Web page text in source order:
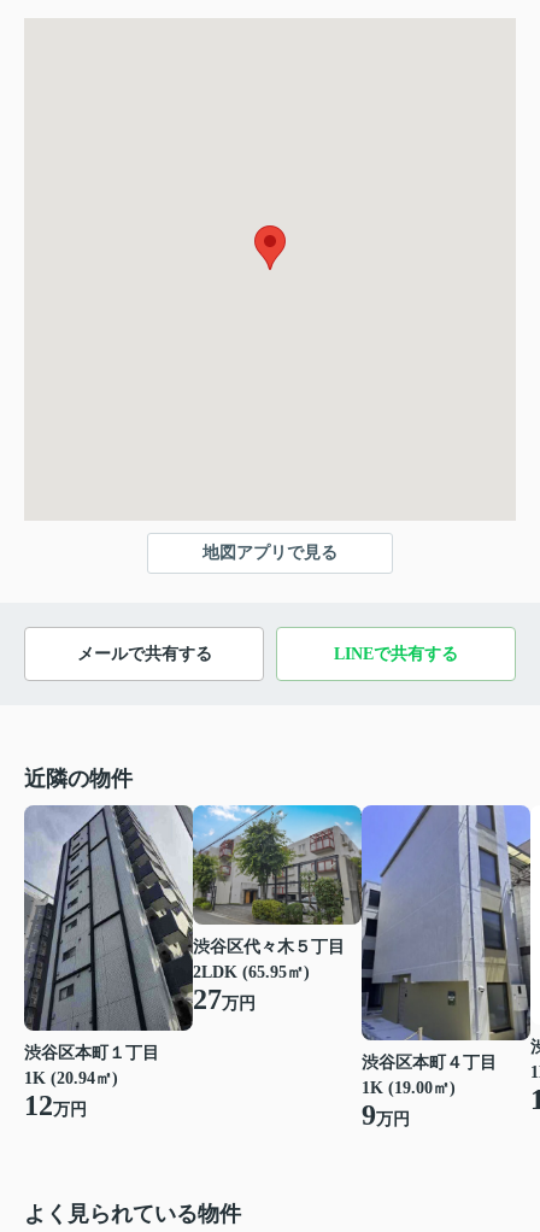
地図アプリで見る
メールで共有する LINEで共有する
近隣の物件
渋谷区本町１丁目
1K (20.94㎡)
12万円
渋谷区代々木５丁目
2LDK (65.95㎡)
27万円
渋谷区本町４丁目
1K (19.00㎡)
9万円
よく見られている物件